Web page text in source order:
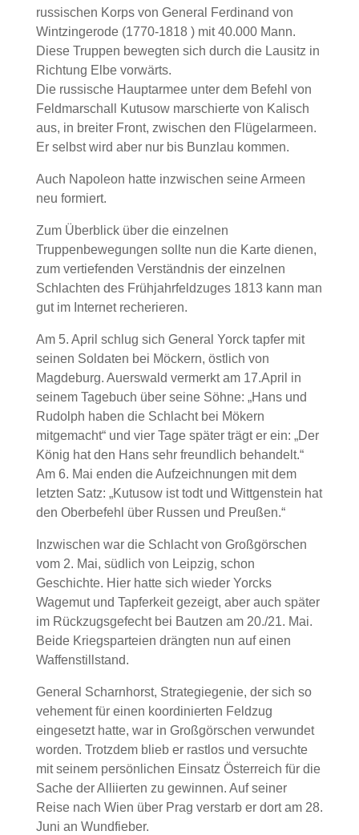
russischen Korps von General Ferdinand von
Wintzingerode (1770-1818 ) mit 40.000 Mann.
Diese Truppen bewegten sich durch die Lausitz in
Richtung Elbe vorwärts.
Die russische Hauptarmee unter dem Befehl von
Feldmarschall Kutusow marschierte von Kalisch
aus, in breiter Front, zwischen den Flügelarmeen.
Er selbst wird aber nur bis Bunzlau kommen.
Auch Napoleon hatte inzwischen seine Armeen
neu formiert.
Zum Überblick über die einzelnen
Truppenbewegungen sollte nun die Karte dienen,
zum vertiefenden Verständnis der einzelnen
Schlachten des Frühjahrfeldzuges 1813 kann man
gut im Internet recherieren.
Am 5. April schlug sich General Yorck tapfer mit
seinen Soldaten bei Möckern, östlich von
Magdeburg. Auerswald vermerkt am 17.April in
seinem Tagebuch über seine Söhne: „Hans und
Rudolph haben die Schlacht bei Mökern
mitgemacht“ und vier Tage später trägt er ein: „Der
König hat den Hans sehr freundlich behandelt.“
Am 6. Mai enden die Aufzeichnungen mit dem
letzten Satz: „Kutusow ist todt und Wittgenstein hat
den Oberbefehl über Russen und Preußen.“
Inzwischen war die Schlacht von Großgörschen
vom 2. Mai, südlich von Leipzig, schon
Geschichte. Hier hatte sich wieder Yorcks
Wagemut und Tapferkeit gezeigt, aber auch später
im Rückzugsgefecht bei Bautzen am 20./21. Mai.
Beide Kriegsparteien drängten nun auf einen
Waffenstillstand.
General Scharnhorst, Strategiegenie, der sich so
vehement für einen koordinierten Feldzug
eingesetzt hatte, war in Großgörschen verwundet
worden. Trotzdem blieb er rastlos und versuchte
mit seinem persönlichen Einsatz Österreich für die
Sache der Alliierten zu gewinnen. Auf seiner
Reise nach Wien über Prag verstarb er dort am 28.
Juni an Wundfieber.